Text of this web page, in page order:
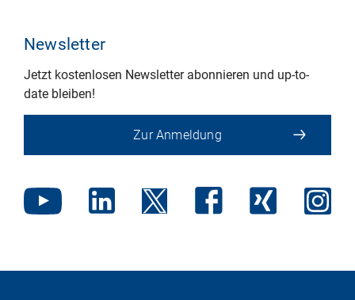
Newsletter
Jetzt kostenlosen Newsletter abonnieren und up-to-
date bleiben!
Zur Anmeldung